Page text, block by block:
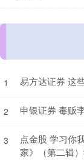
1 易方达证券 这
2 申银证券 毒贩
3
点金股 学习你
家》（第二辑